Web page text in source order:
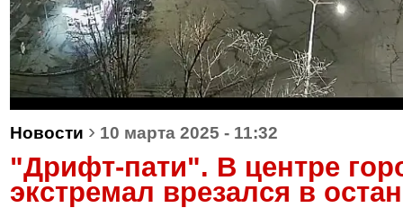
Новости › 10 марта 2025 - 11:32
"Дрифт-пати". В центре
экстремал врезался в